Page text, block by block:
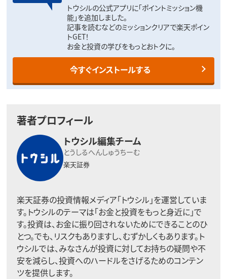
トウシルの公式アプリに「ポイントミッション機
能」を追加しました。
記事を読むなどのミッションクリアで楽天ポイン
トGET！
お金と投資の学びをもっとおトクに。
今すぐインストールする
著者プロフィール
トウシル編集チーム
とうしるへんしゅうちーむ
楽天証券
楽天証券の投資情報メディア「トウシル」を運営していま
す。トウシルのテーマは「お金と投資をもっと身近に」で
す。投資は、お金に振り回されないためにできることのひ
とつ。でも、リスクもありますし、むずかしくもあります。ト
ウシルでは、みなさんが投資に対してお持ちの疑問や不
安を減らし、投資へのハードルをさげるためのコンテン
ツを提供します。